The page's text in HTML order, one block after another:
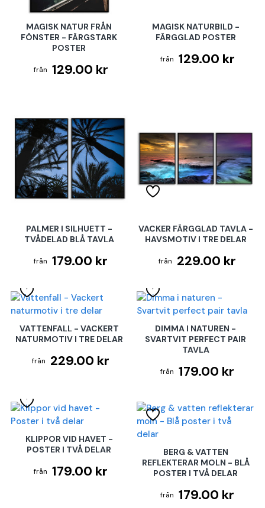
MAGISK NATUR FRÅN
FÖNSTER - FÄRGSTARK
POSTER
129.00 kr
MAGISK NATURBILD -
FÄRGGLAD POSTER
129.00 kr
PALMER I SILHUETT -
TVÅDELAD BLÅ TAVLA
179.00 kr
VACKER FÄRGGLAD TAVLA -
HAVSMOTIV I TRE DELAR
229.00 kr
VATTENFALL - VACKERT
NATURMOTIV I TRE DELAR
229.00 kr
DIMMA I NATUREN -
SVARTVIT PERFECT PAIR
TAVLA
179.00 kr
KLIPPOR VID HAVET -
POSTER I TVÅ DELAR
179.00 kr
BERG & VATTEN
REFLEKTERAR MOLN - BLÅ
POSTER I TVÅ DELAR
179.00 kr